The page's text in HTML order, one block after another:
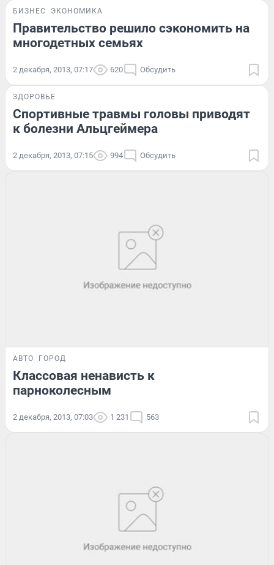
БИЗНЕС ЭКОНОМИКА
Правительство решило сэкономить на
многодетных семьях
2 декабря, 2013, 07:17 620 Обсудить
ЗДОРОВЬЕ
Спортивные травмы головы приводят
к болезни Альцгеймера
2 декабря, 2013, 07:15 994 Обсудить
АВТО ГОРОД
Классовая ненависть к
парноколесным
2 декабря, 2013, 07:03 1 231 563